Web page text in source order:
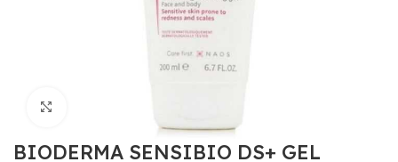
BIODERMA SENSIBIO DS+ GEL